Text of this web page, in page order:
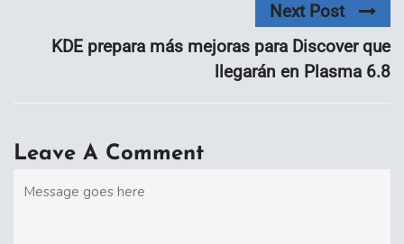
Next Post
KDE prepara más mejoras para Discover que
llegarán en Plasma 6.8
Leave A Comment